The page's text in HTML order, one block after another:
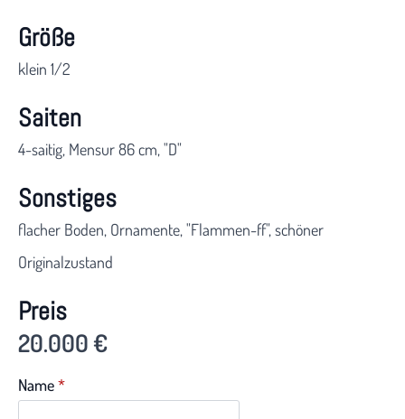
Größe
klein 1/2
Saiten
4-saitig, Mensur 86 cm, "D"
Sonstiges
flacher Boden, Ornamente, "Flammen-ff", schöner
Originalzustand
Preis
20.000 €
Name*